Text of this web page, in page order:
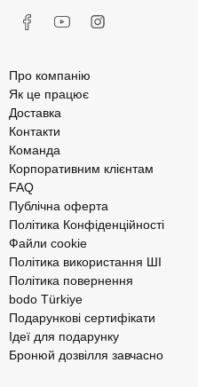
Про компанію
Як це працює
Доставка
Контакти
Команда
Корпоративним клієнтам
FAQ
Публічна оферта
Політика Конфіденційності
Файли cookie
Політика використання ШІ
Політика повернення
bodo Türkiye
Подарункові сертифікати
Ідеї для подарунку
Бронюй дозвілля завчасно